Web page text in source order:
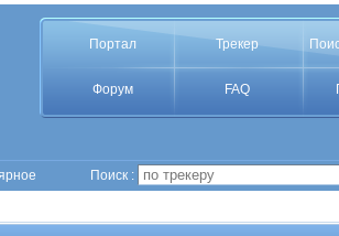
Портал Трекер
Форум FAQ
Поиск :